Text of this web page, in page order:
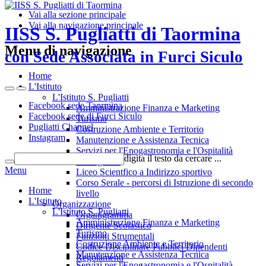
Vai alla sezione principale
Vai alla navigazione principale
IISS S. Pugliatti di Taormina
con Sede Associata in Furci Siculo
Facebook sede Taormina
Facebook sede di Furci Siculo
Pugliatti Channel
Instagram
digita il testo da cercare ...
Menu
Home
L'Istituto
L'Istituto S. Pugliatti
Amministrazione Finanza e Marketing
Turismo
Costruzione Ambiente e Territorio
Manutenzione e Assistenza Tecnica
Menu di navigazione
Home
L'Istituto
L'Istituto S. Pugliatti
Amministrazione Finanza e Marketing
Turismo
Costruzione Ambiente e Territorio
Manutenzione e Assistenza Tecnica
Servizi per l'Enogastronomia e l'Ospitalità
Liceo Scientfico a Indirizzo sportivo
Corso Serale - percorsi di Istruzione di secondo
livello
Organizzazione
Organigramma
Dirigente Scolastico
Funzioni Strumentali
Codice Disciplinare Pubblici Dipendenti
Regolamenti